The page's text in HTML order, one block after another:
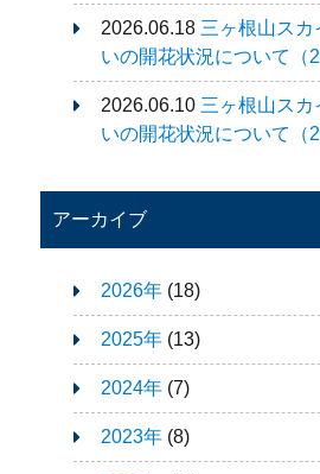
2026.06.18 三ヶ根山ス
いの開花状況について（
2026.06.10 三ヶ根山ス
いの開花状況について（
アーカイブ
2026年(18)
2025年(13)
2024年(7)
2023年(8)